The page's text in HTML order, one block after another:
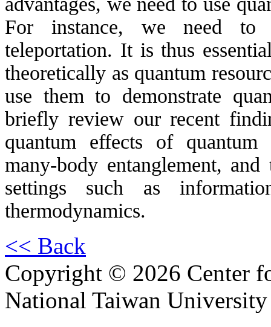
For instance, we need to
teleportation. It is thus
theoretically as quantum
use them to demonstrate
briefly review our recent
quantum effects of quantum
many-body entanglement,
settings such as
thermodynamics.
<< Back
Copyright © 2026 Center
National Taiwan University